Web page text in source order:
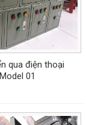
qua điện thoại
01